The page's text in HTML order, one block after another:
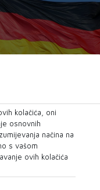
operacija u toku
kod nacističkog
centra
operacija u toku
kao odgovor na
kolačića, oni
osnovnih
načina na
s vašom
ovih kolačića